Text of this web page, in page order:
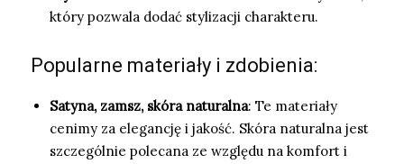
który pozwala dodać stylizacji charakteru.
Popularne materiały i zdobienia:
Satyna, zamsz, skóra naturalna: Te materiały
cenimy za elegancję i jakość. Skóra naturalna jest
szczególnie polecana ze względu na komfort i